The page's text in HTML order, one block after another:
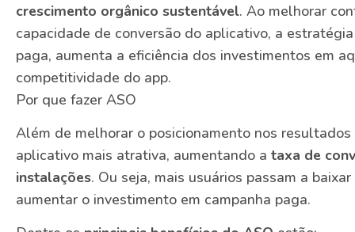
crescimento orgânico sustentável. Ao melhorar
capacidade de conversão do aplicativo, a
paga, aumenta a eficiência dos investimentos em
competitividade do app.
Por que fazer ASO
Além de melhorar o posicionamento nos
aplicativo mais atrativa, aumentando a taxa de
instalações. Ou seja, mais usuários passam a
aumentar o investimento em campanha paga.